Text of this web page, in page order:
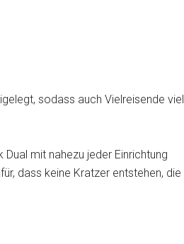
sodass auch Vielreisende viel
mit nahezu jeder Einrichtung
dass keine Kratzer entstehen, die